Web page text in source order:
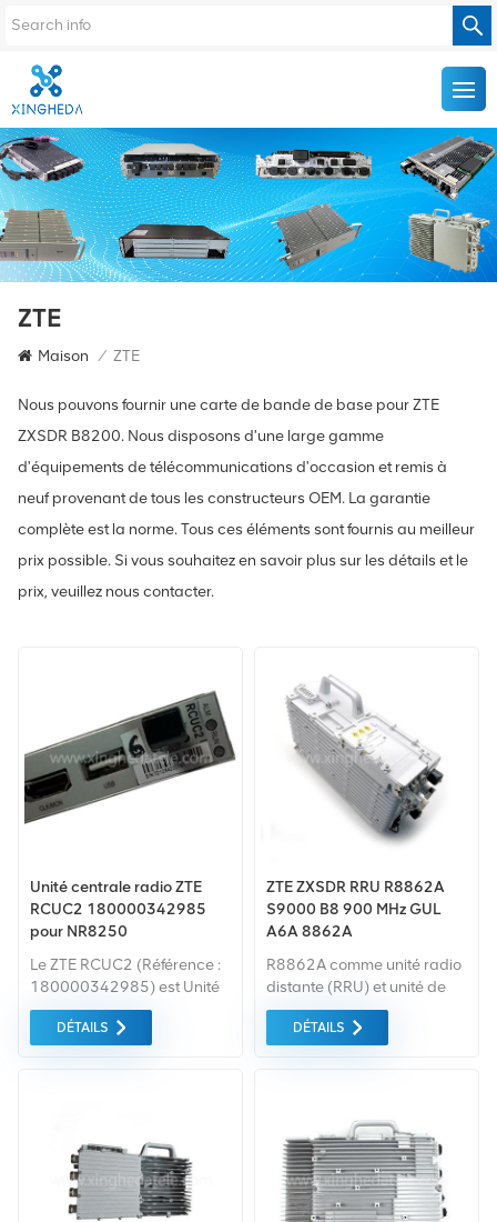
ZTE
Maison / ZTE
Nous pouvons fournir une carte de bande de base pour ZTE
ZXSDR B8200. Nous disposons d'une large gamme
d'équipements de télécommunications d'occasion et remis à
neuf provenant de tous les constructeurs OEM. La garantie
complète est la norme. Tous ces éléments sont fournis au meilleur
prix possible. Si vous souhaitez en savoir plus sur les détails et le
prix, veuillez nous contacter.
Unité centrale radio ZTE
RCUC2 180000342985
pour NR8250
Le ZTE RCUC2 (Référence :
180000342985) est Unité
de commande à distance
(RCU) pour les systèmes de
télécommunications ZTE.
immédiate. Contactez-nous
dès maintenant pour obtenir
un devis en temps réel et
une fiche technique sous 24
DÉTAILS
ZTE ZXSDR RRU R8862A
S9000 B8 900 MHz GUL
A6A 8862A
R8862A comme unité radio
distante (RRU) et unité de
bande de base (BBU)
comprennent la macro
DÉTAILS